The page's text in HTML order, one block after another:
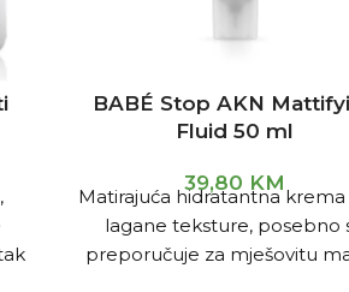
BABÉ Stop AKN
Fluid 50 ml
39,80 KM
Matirajuća hidratantna krema
lagane teksture, posebno
preporučuje za mješovitu